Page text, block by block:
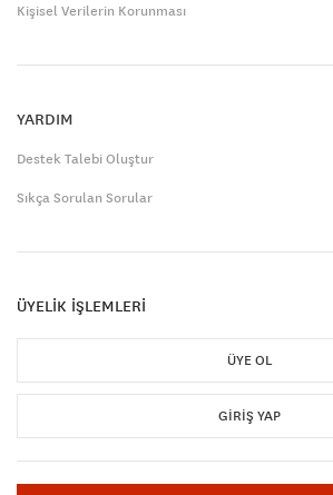
Kişisel Verilerin Korunması
YARDIM
Destek Talebi Oluştur
Sıkça Sorulan Sorular
ÜYELİK İŞLEMLERİ
ÜYE OL
GIRIŞ YAP